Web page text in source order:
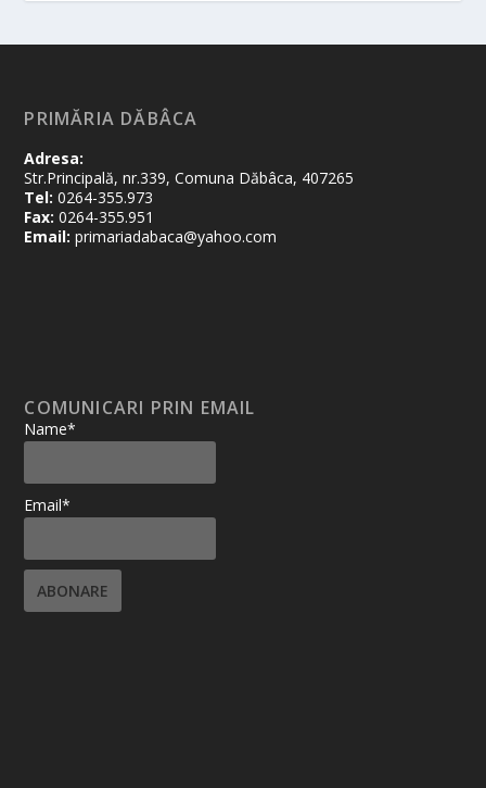
PRIMĂRIA DĂBÂCA
Adresa:
Str.Principală, nr.339, Comuna Dăbâca, 407265
Tel: 0264-355.973
Fax: 0264-355.951
Email: primariadabaca@yahoo.com
COMUNICARI PRIN EMAIL
Name*
Email*